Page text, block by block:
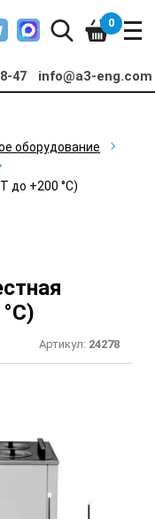
47 info@a3-eng.com
0
оборудование
до +200 °С)
Артикул: 24278